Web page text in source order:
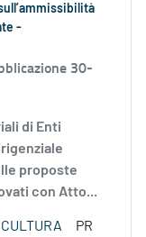
-
30-
di Enti
proposte
con Atto...
PR